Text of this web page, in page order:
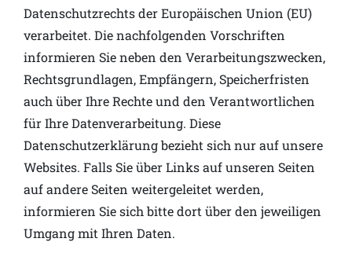
Datenschutzrechts der Europäischen Union (EU)
verarbeitet. Die nachfolgenden Vorschriften
informieren Sie neben den Verarbeitungszwecken,
Rechtsgrundlagen, Empfängern, Speicherfristen
auch über Ihre Rechte und den Verantwortlichen
für Ihre Datenverarbeitung. Diese
Datenschutzerklärung bezieht sich nur auf unsere
Websites. Falls Sie über Links auf unseren Seiten
auf andere Seiten weitergeleitet werden,
informieren Sie sich bitte dort über den jeweiligen
Umgang mit Ihren Daten.